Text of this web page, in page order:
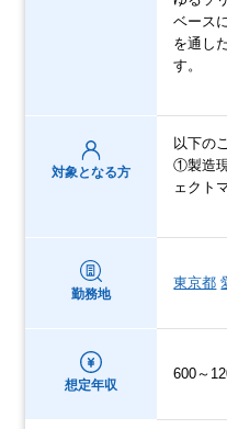
ベース
を通し
す。
対象となる方
以下の
①製造
ェクト
勤務地
東京都
想定年収
600～